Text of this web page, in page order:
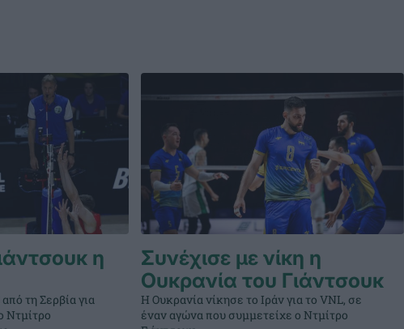
η
τη Σερβία για
Ντμίτρο
Συνέχισε με νίκη η
Ουκρανία του Γιάντσουκ
Η Ουκρανία νίκησε το Ιράν για το VNL, σε
έναν αγώνα που συμμετείχε ο Ντμίτρο